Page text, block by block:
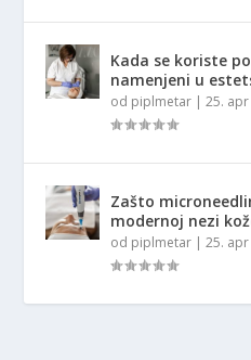
Kada se koriste
namenjeni u
od piplmetar |25.
Zašto
modernoj nezi
od piplmetar |25.